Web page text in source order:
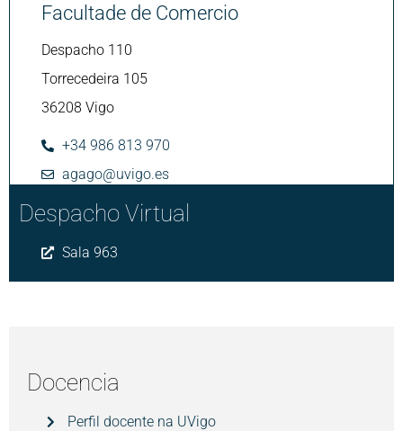
Facultade de Comercio
Despacho 110
Torrecedeira 105
36208 Vigo
+34 986 813 970
agago@uvigo.es
Despacho Virtual
Sala 963
Docencia
Perfil docente na UVigo